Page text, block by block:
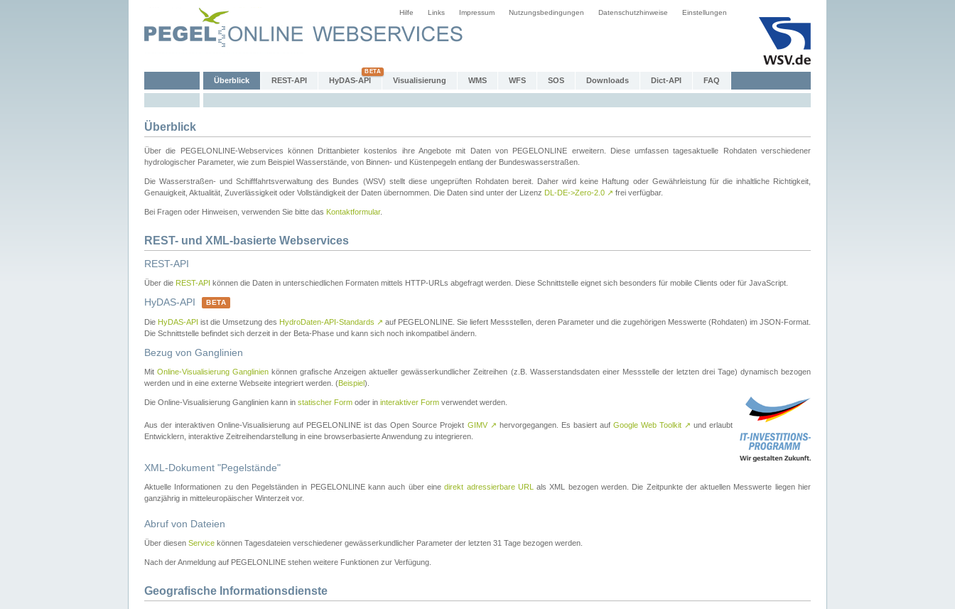
Hilfe Links Impressum Nutzungsbedingungen Datenschutzhinweise Einstellungen
Überblick REST-API HyDAS-API Visualisierung WMS WFS SOS Downloads Dict-API FAQ
Überblick
Über die PEGELONLINE-Webservices können Drittanbieter kostenlos ihre Angebote mit Daten von PEGELONLINE erweitern. Diese umfassen tagesaktuelle Rohdaten verschiedener
hydrologischer Parameter, wie zum Beispiel Wasserstände, von Binnen- und Küstenpegeln entlang der Bundeswasserstraßen.
Die Wasserstraßen- und Schifffahrtsverwaltung des Bundes (WSV) stellt diese ungeprüften Rohdaten bereit. Daher wird keine Haftung oder Gewährleistung für die inhaltliche Richtigkeit,
Genauigkeit, Aktualität, Zuverlässigkeit oder Vollständigkeit der Daten übernommen. Die Daten sind unter der Lizenz DL-DE->Zero-2.0 ↗ frei verfügbar.
Bei Fragen oder Hinweisen, verwenden Sie bitte das Kontaktformular.
REST- und XML-basierte Webservices
REST-API
Über die REST-API können die Daten in unterschiedlichen Formaten mittels HTTP-URLs abgefragt werden. Diese Schnittstelle eignet sich besonders für mobile Clients oder für JavaScript.
HyDAS-API BETA
Die HyDAS-API ist die Umsetzung des HydroDaten-API-Standards ↗ auf PEGELONLINE. Sie liefert Messstellen, deren Parameter und die zugehörigen Messwerte (Rohdaten) im JSON-Format.
Die Schnittstelle befindet sich derzeit in der Beta-Phase und kann sich noch inkompatibel ändern.
Bezug von Ganglinien
MitOnline-Visualisierung Ganglinien können grafische Anzeigen aktueller gewässerkundlicher Zeitreihen (z.B. Wasserstandsdaten einer Messstelle der letzten drei Tage) dynamisch bezogen
werden und in eine externe Webseite integriert werden. (Beispiel).
Die Online-Visualisierung Ganglinien kann in statischer Form oder in interaktiver Form verwendet werden.
Aus der interaktiven Online-Visualisierung auf PEGELONLINE ist das Open Source Projekt GIMV ↗ hervorgegangen. Es basiert auf Google Web Toolkit ↗ und erlaubt
Entwicklern, interaktive Zeitreihendarstellung in eine browserbasierte Anwendung zu integrieren.
XML-Dokument "Pegelstände"
Aktuelle Informationen zu den Pegelständen in PEGELONLINE kann auch über einedirekt adressierbare URL
als XML bezogen werden. Die Zeitpunkte der aktuellen Messwerte liegen hier
ganzjährig in mitteleuropäischer Winterzeit vor.
Abruf von Dateien
Über diesen Service können Tagesdateien verschiedener gewässerkundlicher Parameter der letzten 31 Tage bezogen werden.
Nach der Anmeldung auf PEGELONLINE stehen weitere Funktionen zur Verfügung.
Geografische Informationsdienste